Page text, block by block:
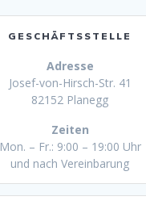
GESCHÄFTSSTELLE
Adresse
Josef-von-Hirsch-Str. 41
82152 Planegg
Zeiten
Mon. – Fr.: 9:00 – 19:00 Uhr
und nach Vereinbarung